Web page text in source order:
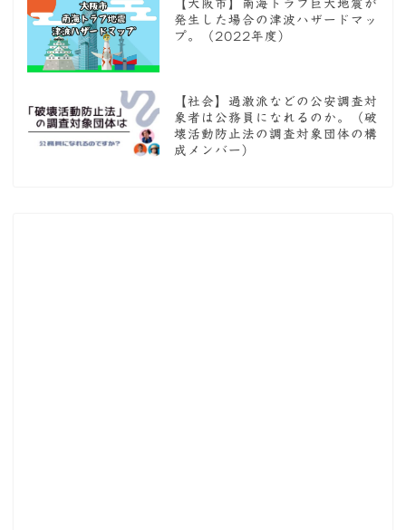
【大阪市】南海トラフ巨大地震が
発生した場合の津波ハザードマッ
プ。（2022年度）
【社会】過激派などの公安調査対
象者は公務員になれるのか。（破
壊活動防止法の調査対象団体の構
成メンバー）